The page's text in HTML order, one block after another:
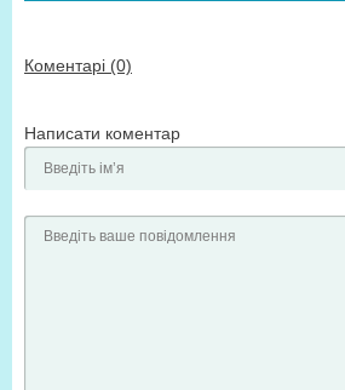
Коментарі (0)
Написати коментар